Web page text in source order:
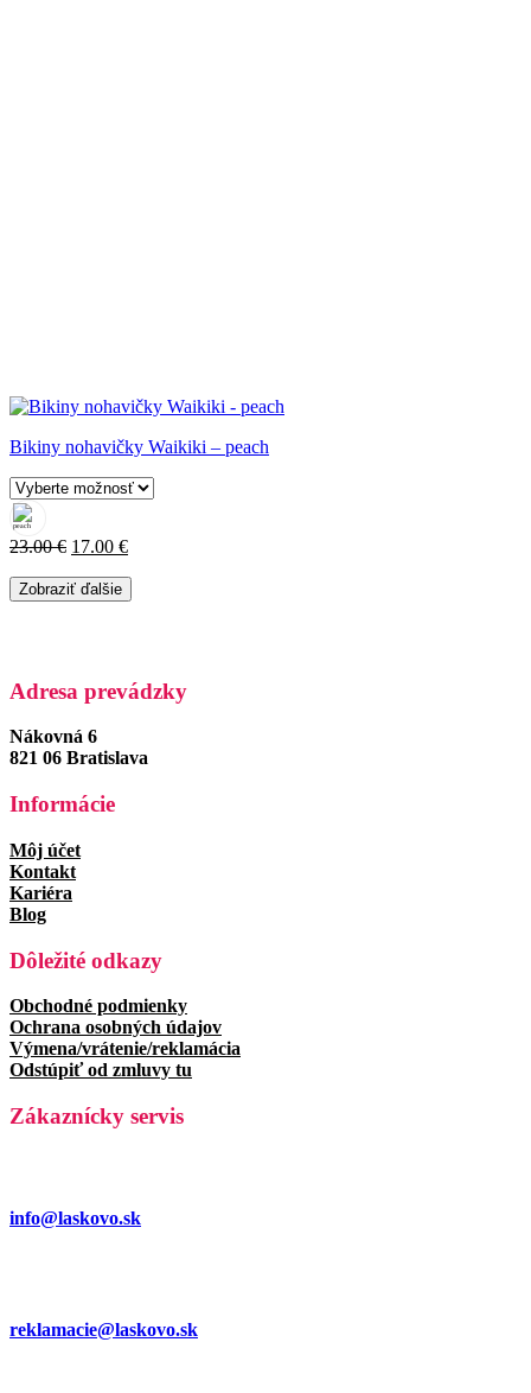
Bikiny nohavičky Waikiki – peach
23.00€ Pôvodná
bola:
17.00 €Aktuálna
Zobraziť ďalšie
Adresa prevádzky
Nákovná 6
821 06 Bratislava
Informácie
Môj účet
Kontakt
Kariéra
Blog
Dôležité odkazy
Obchodné podmienky
Ochrana osobných údajov
Výmena/vrátenie/reklamácia
Odstúpiť od zmluvy tu
Zákaznícky servis
info@laskovo.sk
reklamacie@laskovo.sk